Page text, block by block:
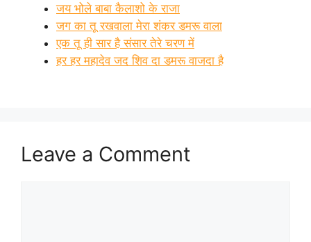
जय भोले बाबा कैलाशो के राजा
जग का तू रखवाला मेरा शंकर डमरू वाला
एक तू ही सार है संसार तेरे चरण में
हर हर महादेव जद शिव दा डमरू वाजदा है
Leave a Comment